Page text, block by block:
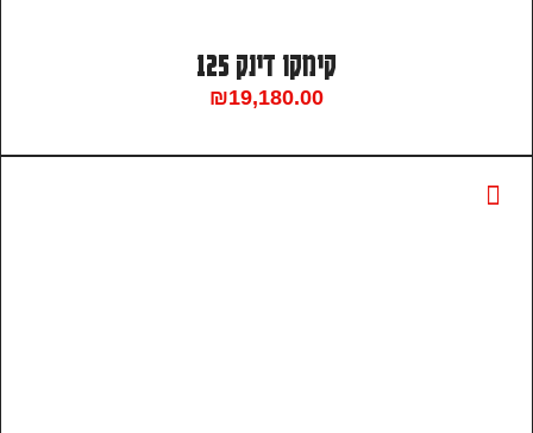
קימקו דינק 125
₪19,180.00